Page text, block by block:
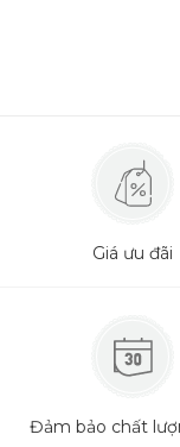
Giá ưu đãi
Đảm bảo chất